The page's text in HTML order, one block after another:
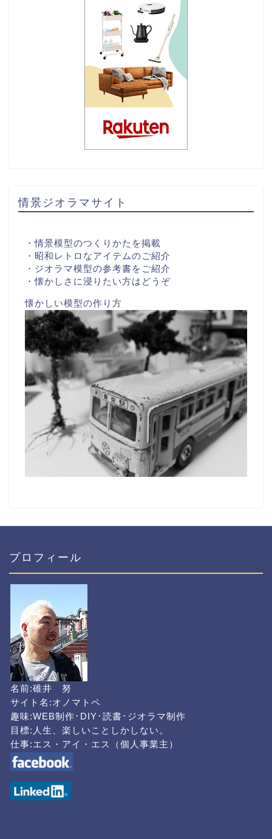
情景ジオラマサイト
・情景模型のつくりかたを掲載
・昭和レトロなアイテムのご紹介
・ジオラマ模型の参考書をご紹介
・懐かしさに浸りたい方はどうぞ
懐かしい模型の作り方
プロフィール
名前:碓井 努
サイト名:オノマトペ
趣味:WEB制作･DIY･読書･ジオラマ制作
目標:人生、楽しいことしかしない。
仕事:エス・アイ・エス（個人事業主）